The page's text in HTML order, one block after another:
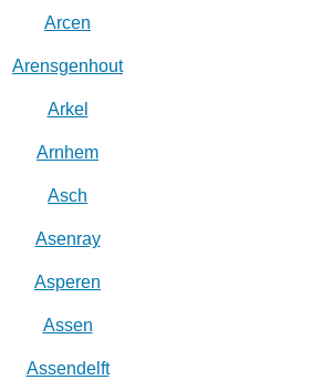
Arcen
Arensgenhout
Arkel
Arnhem
Asch
Asenray
Asperen
Assen
Assendelft